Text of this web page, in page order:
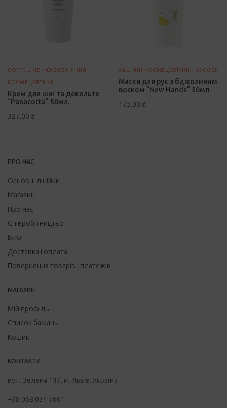
COFFE LINE - КАВОВА ЛІНІЯ
КОСМЕЦЕВТИКИ
Крем для шиї та декольте
“Panacotta” 50мл.
327,00 ₴
АКЦІЙНІ КОСМЕЦЕВТИЧНІ ЗАСОБИ
Маска для рук з бджолиним
воском “New Hands” 50мл.
175,00 ₴
ПРО НАС
Основні лінійки
Магазин
Про нас
Співробітництво
Блог
Доставка і оплата
Повернення товарів і платежів
МАГАЗИН
Мій профіль
Список бажань
Кошик
КОНТАКТИ
вул. Зелена 147, м. Львів, Україна
+38 068 034 7661